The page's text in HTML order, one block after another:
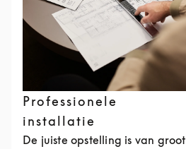
Professionele
installatie
De juiste opstelling is van groot